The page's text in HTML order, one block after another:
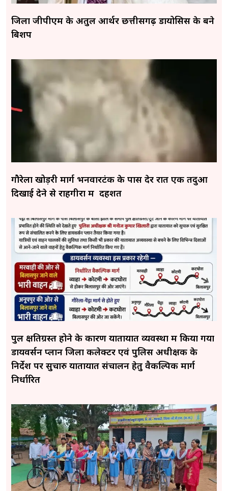
जिला जीपीएम के अतुल आर्थर छत्तीसगढ़ डायोसिस के बने
बिशप
गौरेला खोड़री मार्ग भनवारटंक के पास देर रात एक तेंदुआ
दिखाई देने से राहगीरों में दहशत
पुल क्षतिग्रस्त होने के कारण यातायात व्यवस्था में किया गया
डायवर्सन प्लान जिला कलेक्टर एवं पुलिस अधीक्षक के
निर्देश पर सुचारु यातायात संचालन हेतु वैकल्पिक मार्ग
निर्धारित